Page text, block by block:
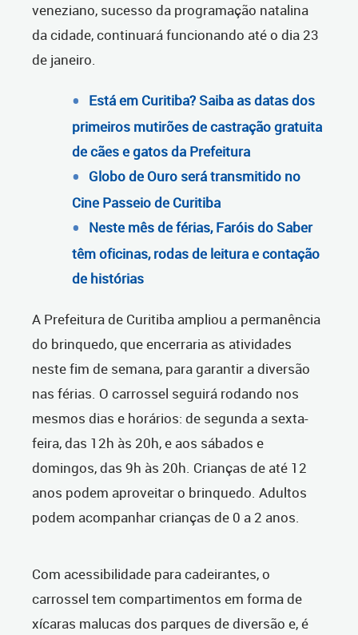
veneziano, sucesso da programação natalina
da cidade, continuará funcionando até o dia 23
de janeiro.
Está em Curitiba? Saiba as datas dos
primeiros mutirões de castração gratuita
de cães e gatos da Prefeitura
Globo de Ouro será transmitido no
Cine Passeio de Curitiba
Neste mês de férias, Faróis do Saber
têm oficinas, rodas de leitura e contação
de histórias
A Prefeitura de Curitiba ampliou a permanência
do brinquedo, que encerraria as atividades
neste fim de semana, para garantir a diversão
nas férias. O carrossel seguirá rodando nos
mesmos dias e horários: de segunda a sexta-
feira, das 12h às 20h, e aos sábados e
domingos, das 9h às 20h. Crianças de até 12
anos podem aproveitar o brinquedo. Adultos
podem acompanhar crianças de 0 a 2 anos.
Com acessibilidade para cadeirantes, o
carrossel tem compartimentos em forma de
xícaras malucas dos parques de diversão e, é